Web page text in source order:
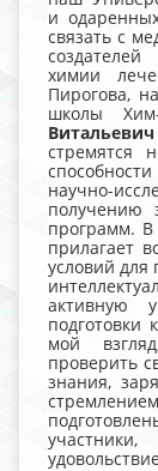
и
связать с
химии
Пирогова,
школы
стремятся
научно-
получению
программ.
прилагает
условий
активную
мой
проверить
знания,